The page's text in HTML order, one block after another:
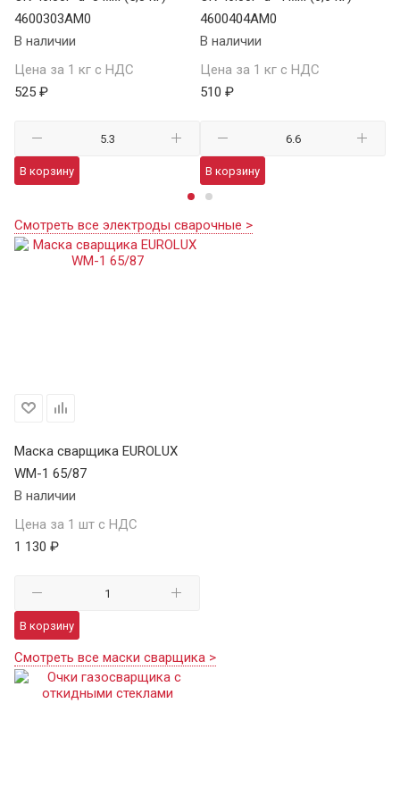
4600303AM0
В наличии
Цена за 1 кг с НДС
525 ₽
В корзину
4600404AM0
В наличии
Цена за 1 кг с НДС
510 ₽
В корзину
Смотреть все электроды сварочные >
Маска сварщика EUROLUX
WM-1 65/87
В наличии
Цена за 1 шт с НДС
1 130 ₽
В корзину
Смотреть все маски сварщика >